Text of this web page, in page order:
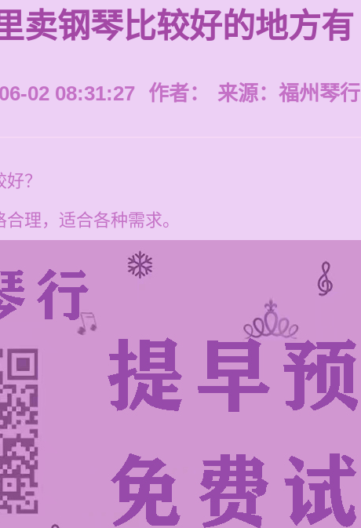
卖钢琴比较好的地方有
02 08:31:27 作者： 来源： 福州琴行
？
理，适合各种需求。